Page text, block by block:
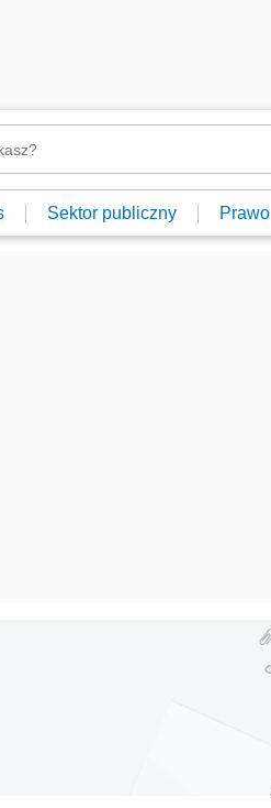
Sektor publiczny Prawo